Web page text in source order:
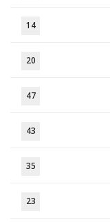
14
20
47
43
35
23